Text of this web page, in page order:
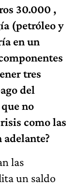
30.000 ,
(petróleo y
en un
tres
del
no
como las
las
un saldo